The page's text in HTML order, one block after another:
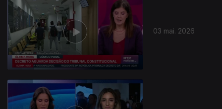
03 mai. 2026